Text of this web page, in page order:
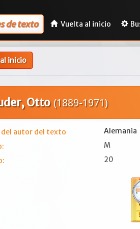
de texto Vuelta al inicio
inicio
Otto(1889-1971)
del autor del texto
Alemania
M
20